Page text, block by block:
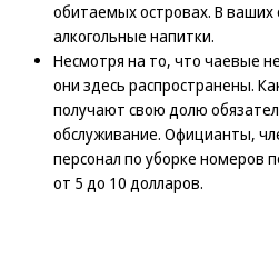
обитаемых островах. В ваших
алкогольные напитки.
Несмотря на то, что чаевые
они здесь распространены.
получают свою долю
обслуживание. Официанты,
персонал по уборке номеров
от 5 до 10 долларов.